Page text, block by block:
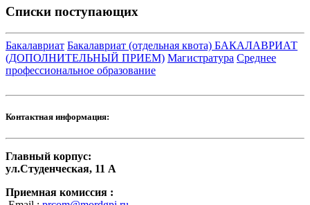
Списки поступающих
Бакалавриат Бакалавриат (отдельная квота) БАКАЛАВРИАТ
(ДОПОЛНИТЕЛЬНЫЙ ПРИЕМ) Магистратура Среднее
профессиональное образование
Контактная информация:
Главный корпус:
ул.Студенческая, 11 А
Приемная комиссия :